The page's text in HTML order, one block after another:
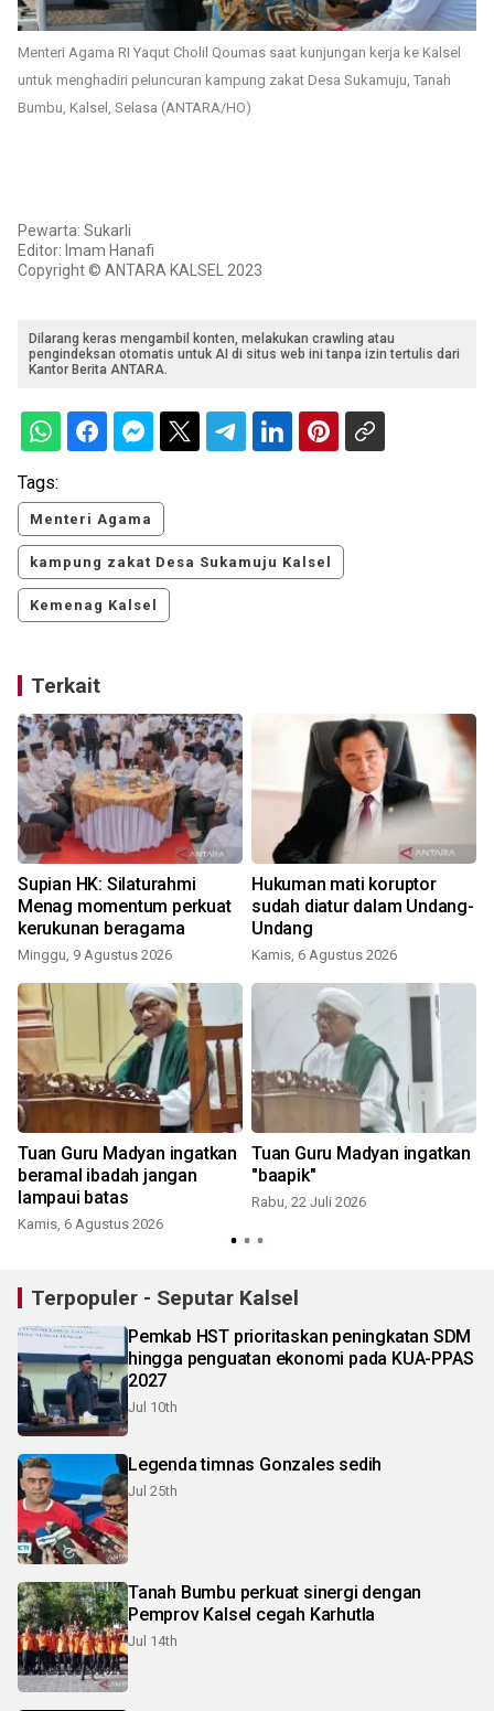
Menteri Agama RI Yaqut Cholil Qoumas saat kunjungan kerja ke Kalsel
untuk menghadiri peluncuran kampung zakat Desa Sukamuju, Tanah
Bumbu, Kalsel, Selasa (ANTARA/HO)
Pewarta: Sukarli
Editor: Imam Hanafi
Copyright © ANTARA KALSEL 2023
Dilarang keras mengambil konten, melakukan crawling atau
pengindeksan otomatis untuk AI di situs web ini tanpa izin tertulis dari
Kantor Berita ANTARA.
Tags:
Menteri Agama
kampung zakat Desa Sukamuju Kalsel
Kemenag Kalsel
Terkait
Supian HK: Silaturahmi
Menag momentum perkuat
kerukunan beragama
Minggu, 9 Agustus 2026
Hukuman mati koruptor
sudah diatur dalam Undang-
Undang
Kamis, 6 Agustus 2026
Tuan Guru Madyan ingatkan
beramal ibadah jangan
lampaui batas
Kamis, 6 Agustus 2026
Tuan Guru Madyan ingatkan
"baapik"
Rabu, 22 Juli 2026
Terpopuler - Seputar Kalsel
Pemkab HST prioritaskan peningkatan SDM
hingga penguatan ekonomi pada KUA-PPAS
2027
Jul 10th
Legenda timnas Gonzales sedih
Jul 25th
Tanah Bumbu perkuat sinergi dengan
Pemprov Kalsel cegah Karhutla
Jul 14th